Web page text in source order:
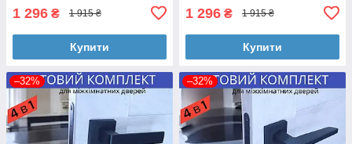
1 296 ₴ 1 915 ₴
Купити
1 296 ₴ 1 915 ₴
Купити
–32% –32%